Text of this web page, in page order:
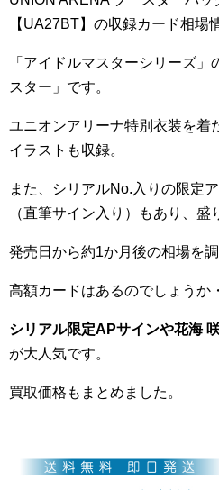
【UA27BT】の収録カード相場
「アイドルマスターシリーズ
スター」です。
ユニオンアリーナ特別衣装を着
イラストも収録。
また、シリアルNo.入りの限定
（直筆サイン入り）もあり、盛
発売日から約1か月後の相場を調
高額カードはあるのでしょうか
シリアル限定APサインや花
が大人気です。
買取価格もまとめました。